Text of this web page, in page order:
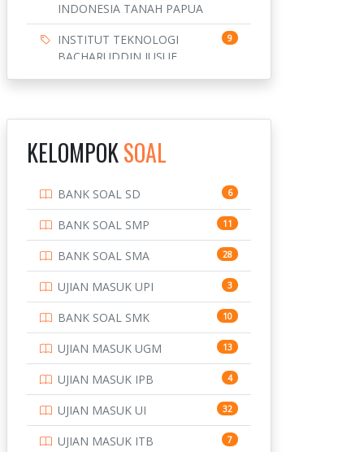
INDONESIA TANAH PAPUA
INSTITUT TEKNOLOGI
BACHARUDDIN JUSUF
9
BANDUNG
INSTITUT TEKNOLOGI
INSTITUT TEKNOLOGI
SEPULUH NOVEMBER
10
INSTITUT TEKNOLOGI
SUMATERA
9
IPDN / STPDN 148
PENDIDIKAN 943
PERBANKAN 3
POLRI 169
POLTEK SSN 7
4
KELOMPOKSOAL
BANK SOAL SD 6
BANK SOAL SMP 11
BANK SOAL SMA 28
UJIAN MASUK UPI 3
BANK SOAL SMK 10
UJIAN MASUK UGM 13
UJIAN MASUK IPB 4
UJIAN MASUK UI 32
UJIAN MASUK ITB 7